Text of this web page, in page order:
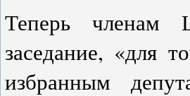
Теперь членам
заседание, «для
избранным